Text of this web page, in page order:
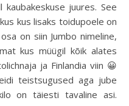
juures. See
kus lisaks toidupoele on
on siin Jumbo nimeline,
kus müügil kõik alates
ja Finlandia viin 😀
teistsugused aga jube
on täiesti tavaline asi.